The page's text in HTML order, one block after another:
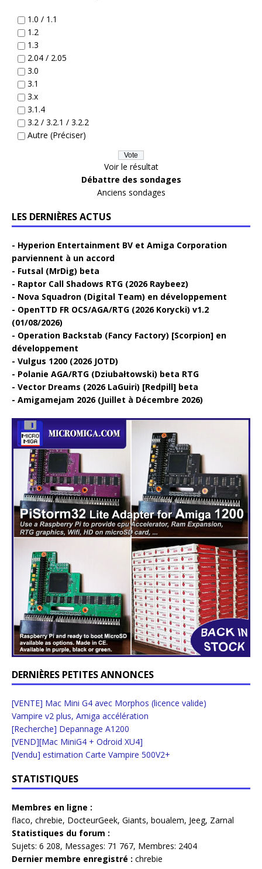
1.0 / 1.1
1.2
1.3
2.04 / 2.05
3.0
3.1
3.x
3.1.4
3.2 / 3.2.1 / 3.2.2
Autre (Préciser)
Voir le résultat
Débattre des sondages
Anciens sondages
LES DERNIÈRES ACTUS
Hyperion Entertainment BV et Amiga Corporation
parviennent à un accord
Futsal (MrDig) beta
Raptor Call Shadows RTG (2026 Raybeez)
Nova Squadron (Digital Team) en développement
OpenTTD FR OCS/AGA/RTG (2026 Korycki) v1.2
(01/08/2026)
Operation Backstab (Fancy Factory) [Scorpion] en
développement
Vulgus 1200 (2026 JOTD)
Polanie AGA/RTG (Dziubałtowski) beta RTG
Vector Dreams (2026 LaGuiri) [Redpill] beta
Amigamejam 2026 (Juillet à Décembre 2026)
DERNIÈRES PETITES ANNONCES
[VENTE] Mac Mini G4 avec Morphos (licence valide)
Vampire v2 plus, Amiga accélération
[Recherche] Depannage A1200
[VEND][Mac MiniG4 + Odroid XU4]
[Vendu] estimation Carte Vampire 500V2+
STATISTIQUES
Membres en ligne :
flaco, chrebie, DocteurGeek, Giants, boualem, Jeeg, Zarnal
Statistiques du forum :
Sujets: 6 208, Messages: 71 767, Membres: 2404
Dernier membre enregistré : chrebie